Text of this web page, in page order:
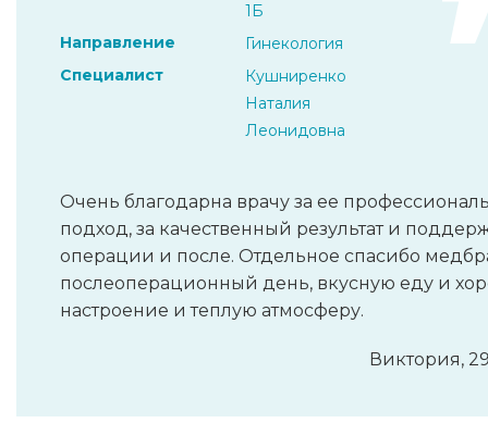
1Б
Направление
Гинекология
Специалист
Кушниренко
Наталия
Леонидовна
Очень благодарна врачу за ее
подход, за качественный результат и
операции и после. Отдельное спасибо
послеоперационный день, вкусную еду и
настроение и теплую атмосферу.
Виктория,